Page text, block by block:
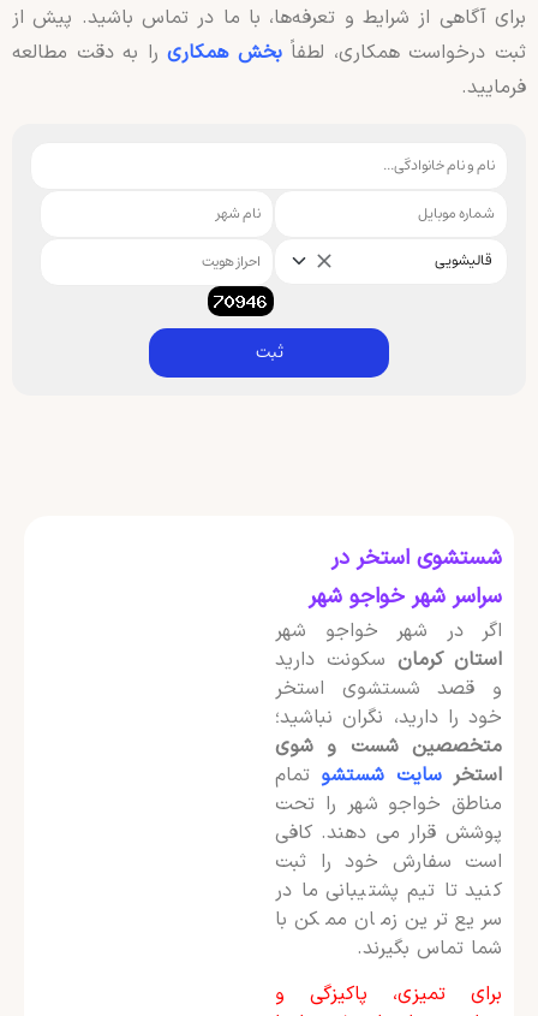
برای آگاهی از شرایط و تعرفه‌ها، با ما در تماس باشید. پیش از
ثبت درخواست همکاری، لطفاً بخش همکاریرا به دقت مطالعه
فرمایید.
قالیشویی
ثبت
شستشوی استخر در
سراسر شهر خواجو شهر
اگر در شهر خواجو شهر
استان کرمانسکونت دارید
و قصد شستشوی استخر
خود را دارید، نگران نباشید؛
متخصصین شست و شوی
استخر سایت شستشوتمام
مناطق خواجو شهر را تحت
پوشش قرار می دهند. کافی
است سفارش خود را ثبت
کنید تا تیم پشتیبانی ما در
سریع ترین زمان ممکن با
شما تماس بگیرند.
برای تمیزی، پاکیزگی و